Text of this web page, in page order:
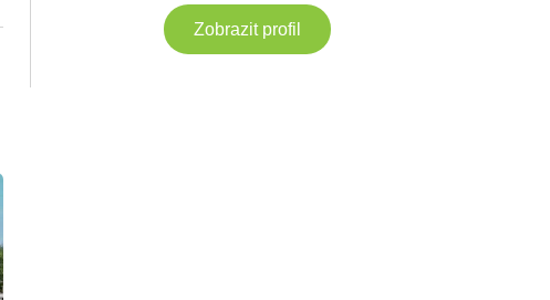
Zobrazit profil